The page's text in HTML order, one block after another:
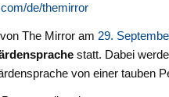
de/themirror
The Mirror am 29.
statt. Dabei
von einer tauben